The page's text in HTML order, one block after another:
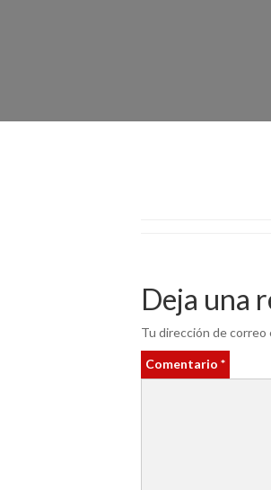
Deja una
Tu dirección de correo
Comentario *